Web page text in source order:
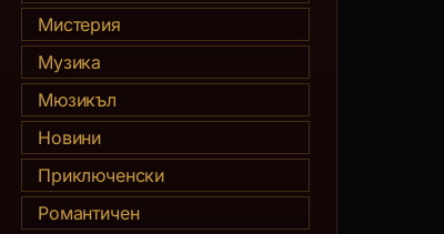
Мистерия
Музика
Мюзикъл
Новини
Приключенски
Романтичен